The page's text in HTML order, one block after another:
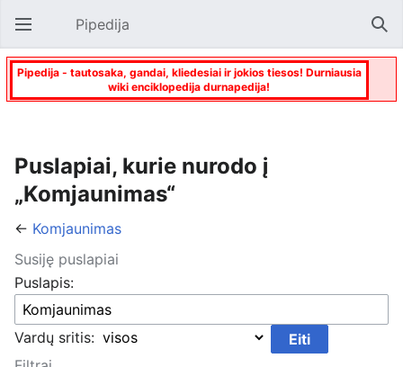
Atverti pagrindinį meniu Pipedija
Pipedija - tautosaka, gandai, kliedesiai ir jokios tiesos! Durniausia
wiki enciklopedija durnapedija!
Puslapiai, kurie nurodo į
„Komjaunimas“
← Komjaunimas
Susiję puslapiai
Puslapis:
Vardų sritis: